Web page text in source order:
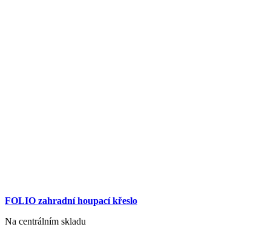
FOLIO zahradní houpací křeslo
Na centrálním skladu